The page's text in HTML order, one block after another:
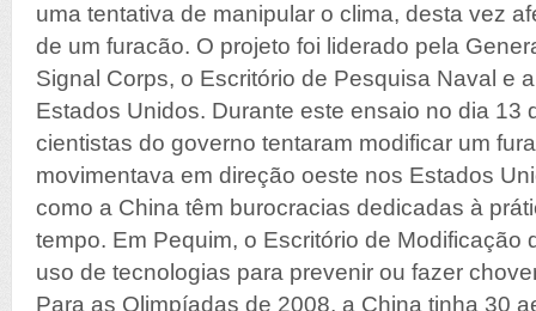
uma tentativa de manipular o clima, desta vez
de um furacão. O projeto foi liderado pela
Signal Corps, o Escritório de Pesquisa Naval e
Estados Unidos. Durante este ensaio no dia 13
cientistas do governo tentaram modificar um
movimentava em direção oeste nos Estados
como a China têm burocracias dedicadas à
tempo. Em Pequim, o Escritório de Modificação
uso de tecnologias para prevenir ou fazer
Para as Olimpíadas de 2008, a China tinha 30